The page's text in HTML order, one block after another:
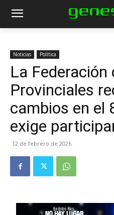
Noticias Política
La Federación
Provinciales
cambios en el
exige
12 de febrero de 2026